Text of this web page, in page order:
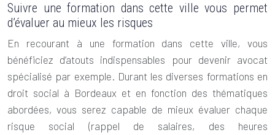
Suivre une formation dans cette ville vous permet
d’évaluer au mieux les risques
En recourant à une formation dans cette ville, vous
bénéficiez d’atouts indispensables pour devenir avocat
spécialisé par exemple. Durant les diverses formations en
droit social à Bordeaux et en fonction des thématiques
abordées, vous serez capable de mieux évaluer chaque
risque social (rappel de salaires, des heures